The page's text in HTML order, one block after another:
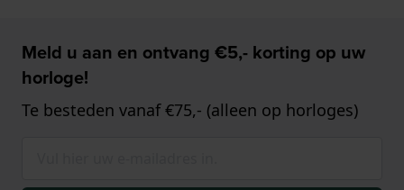
Meld u aan en ontvang €5,- korting op uw
horloge!
Te besteden vanaf €75,- (alleen op horloges)